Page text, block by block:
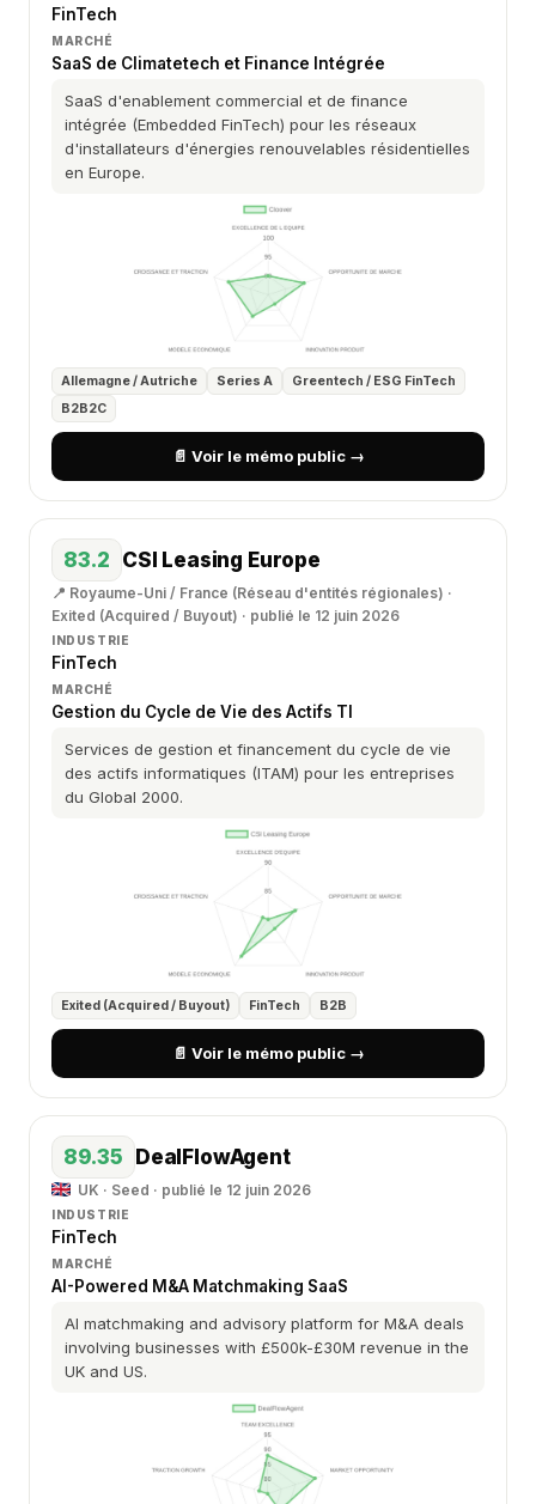
FinTech
MARCHÉ
SaaS de Climatetech et Finance Intégrée
SaaS d'enablement commercial et de finance
intégrée (Embedded FinTech) pour les réseaux
d'installateurs d'énergies renouvelables résidentielles
en Europe.
Allemagne / Autriche Series A
Greentech / ESG FinTech
B2B2C
📄 Voir le mémo public →
83.2 CSI Leasing Europe
📍 Royaume-Uni / France (Réseau d'entités régionales) ·
Exited (Acquired / Buyout) · publié le 12 juin 2026
INDUSTRIE
FinTech
MARCHÉ
Gestion du Cycle de Vie des Actifs TI
Services de gestion et financement du cycle de vie
des actifs informatiques (ITAM) pour les entreprises
du Global 2000.
Exited (Acquired / Buyout) FinTech B2B
📄 Voir le mémo public →
89.35 DealFlowAgent
UK · Seed · publié le 12 juin 2026
INDUSTRIE
FinTech
MARCHÉ
AI-Powered M&A Matchmaking SaaS
AI matchmaking and advisory platform for M&A deals
involving businesses with £500k-£30M revenue in the
UK and US.